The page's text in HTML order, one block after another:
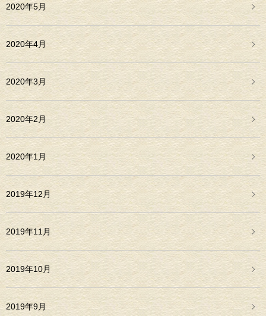
2020年5月
2020年4月
2020年3月
2020年2月
2020年1月
2019年12月
2019年11月
2019年10月
2019年9月